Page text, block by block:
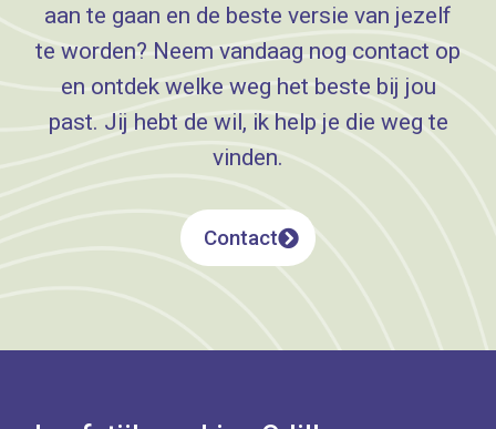
aan te gaan en de beste versie van jezelf
te worden? Neem vandaag nog contact op
en ontdek welke weg het beste bij jou
past. Jij hebt de wil, ik help je die weg te
vinden.
Contact